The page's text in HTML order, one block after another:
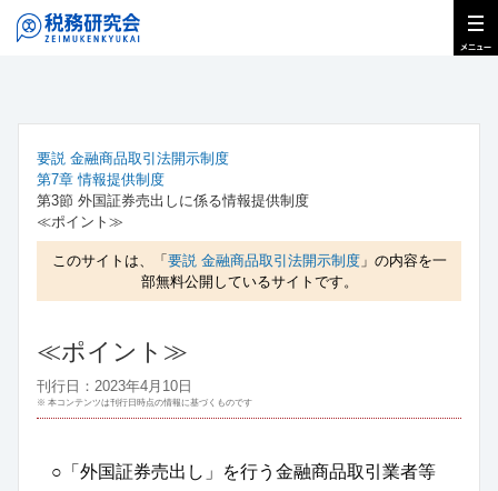
要説 金融商品取引法開示制度
第7章 情報提供制度
第3節 外国証券売出しに係る情報提供制度
≪ポイント≫
このサイトは、「 要説 金融商品取引法開示制度」の内容を一
部無料公開しているサイトです。
≪ポイント≫
刊行日：2023年4月10日
※ 本コンテンツは刊行日時点の情報に基づくものです
○「外国証券売出し」を行う金融商品取引業者等